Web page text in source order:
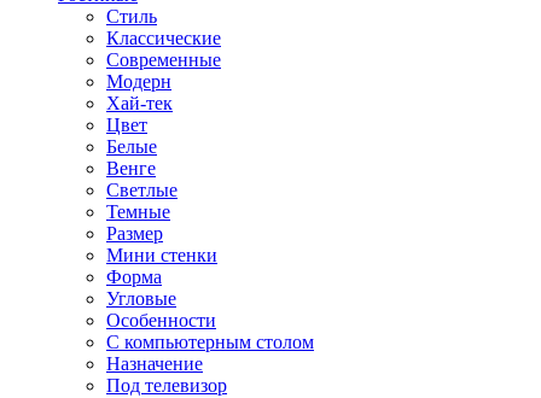
Стиль
Классические
Современные
Модерн
Хай-тек
Цвет
Белые
Венге
Светлые
Темные
Размер
Мини стенки
Форма
Угловые
Особенности
С компьютерным столом
Назначение
Под телевизор